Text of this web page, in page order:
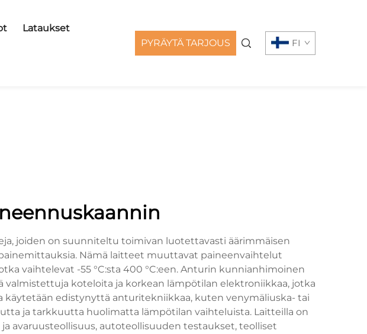
Lataukset
PYRÄYTÄ TARJOUS FI
joiden on suunniteltu toimivan luotettavasti äärimmäisen
Nämä laitteet muuttavat paineenvaihtelut
vaihtelevat -55 °C:sta 400 °C:een. Anturin kunnianhimoinen
valmistettuja koteloita ja korkean lämpötilan elektroniikkaa, jotka
käytetään edistynyttä anturitekniikkaa, kuten venymäliuska- tai
ja tarkkuutta huolimatta lämpötilan vaihteluista. Laitteilla on
avaruusteollisuus, autoteollisuuden testaukset, teolliset